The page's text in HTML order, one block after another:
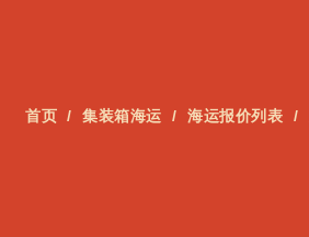
首页 集装箱海运 海运报价列表